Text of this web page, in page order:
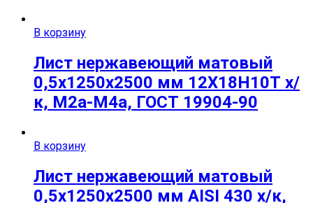
В корзину
Лист нержавеющий матовый
0,5х1250х2500 мм 12Х18Н10Т х/
к, М2а-М4а, ГОСТ 19904-90
В корзину
Лист нержавеющий матовый
0,5х1250х2500 мм AISI 430 х/к,